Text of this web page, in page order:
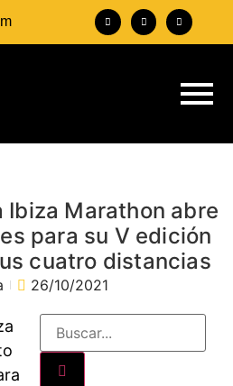
Ibiza Marathon abre
para su V edición
cuatro distancias
26/10/2021